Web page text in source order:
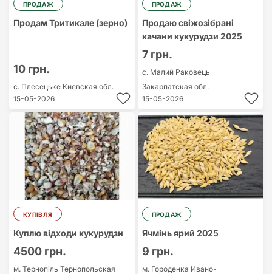
ПРОДАЖ
Продам Тритикале (зерно)
10 грн.
с. Плесецьке Киевская обл.
15-05-2026
ПРОДАЖ
Продаю свіжозібрані
качани кукурудзи 2025
7 грн.
с. Малий Раковець
Закарпатская обл.
15-05-2026
КУПІВЛЯ
Куплю відходи кукурудзи
4500 грн.
м. Тернопіль Тернопольская
ПРОДАЖ
Ячмінь ярий 2025
9 грн.
м. Городенка Ивано-